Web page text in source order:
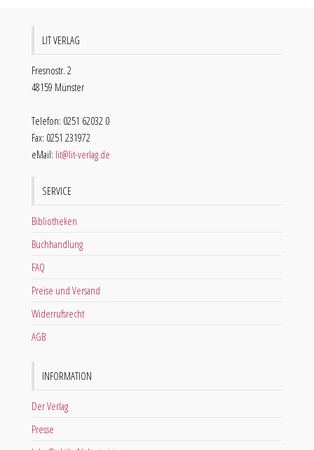
LIT VERLAG
Fresnostr. 2
48159 Münster
Telefon: 0251 62032 0
Fax: 0251 231972
eMail: lit@lit-verlag.de
SERVICE
Bibliotheken
Buchhandlung
FAQ
Preise und Versand
Widerrufsrecht
AGB
INFORMATION
Der Verlag
Presse